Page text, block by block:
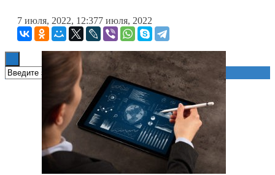
Книги
7 июля, 2022, 12:377 июля, 2022